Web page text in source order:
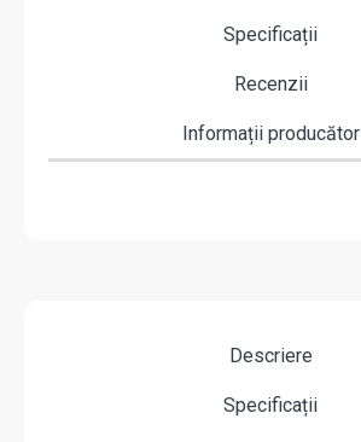
Specificații
Recenzii
Informații producător
Descriere
Specificații